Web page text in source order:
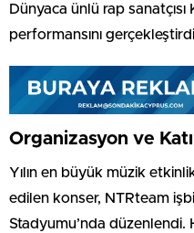
Dünyaca ünlü rap
performansını
Organizasyon ve
Yılın en büyük müzik
edilen konser, NTRteam
Stadyumu’nda düzenlendi.